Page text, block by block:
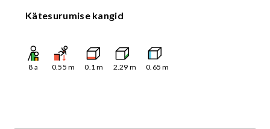
Kätesurumise kangid
8 a 0.55 m 0.1m 2.29 m 0.65 m